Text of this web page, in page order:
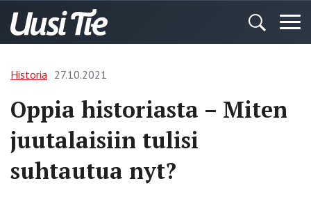
Historia 27.10.2021
Oppia historiasta – Miten
juutalaisiin tulisi
suhtautua nyt?